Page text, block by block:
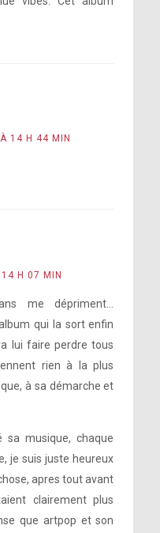
14 H 44 MIN
H 07 MIN
me dépriment…
qui la sort enfin
lui faire perdre tous
rien à la plus
à sa démarche et
sa musique, chaque
je suis juste heureux
apres tout avant
clairement plus
que artpop et son